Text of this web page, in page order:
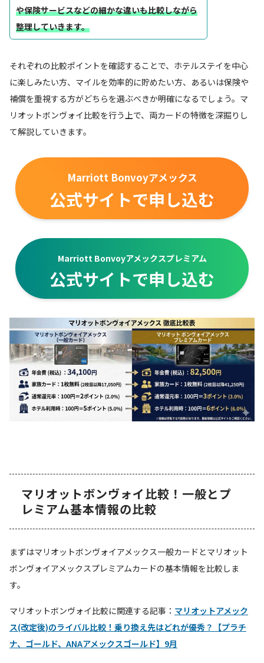
や保険サービスなどの細かな違いも比較しながら
整理していきます。
それぞれの比較ポイントを確認することで、ホテルステイを中心
に楽しみたい方、マイルを効率的に貯めたい方、あるいは保険や
補償を重視する方がどちらを選ぶべきか明確になるでしょう。マ
リオットボンヴォイ比較を行う上で、両カードの特徴を深掘りし
て解説していきます。
Marriott Bonvoyアメックス
公式サイトで申し込む
Marriott Bonvoyアメックスプレミアム
公式サイトで申し込む
マリオットボンヴォイ比較！一般とプ
レミアム基本情報の比較
まずはマリオットボンヴォイアメックス一般カードとマリオット
ボンヴォイアメックスプレミアムカードの基本情報を比較しま
す。
マリオットボンヴォイ比較に関連する記事： マリオットアメック
ス(改定後)のライバル比較！乗り換え先はどれが優秀？【プラチ
ナ、ゴールド、ANAアメックスゴールド】9月